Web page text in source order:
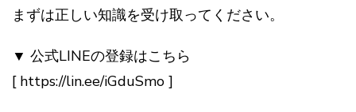
まずは正しい知識を受け取ってください。
▼ 公式LINEの登録はこちら
[ https://lin.ee/iGduSmo ]